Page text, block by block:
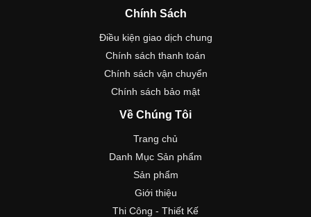
Chính Sách
Điều kiện giao dịch chung
Chính sách thanh toán
Chính sách vận chuyển
Chính sách bảo mật
Về Chúng Tôi
Trang chủ
Danh Mục Sản phẩm
Sản phẩm
Giới thiệu
Thi Công - Thiết Kế